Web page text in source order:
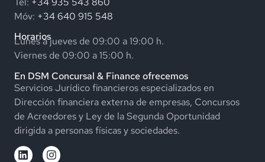
Móv: +34 640 915 548
Horarios
Lunes a jueves de 09:00 a 19:00 h.
Viernes de 09:00 a 15:00 h.
En DSM Concursal & Finance ofrecemos
Servicios Jurídico financieros especializados en
Dirección financiera externa de empresas, Concursos
de Acreedores y Ley de la Segunda Oportunidad
dirigida a personas físicas y sociedades.